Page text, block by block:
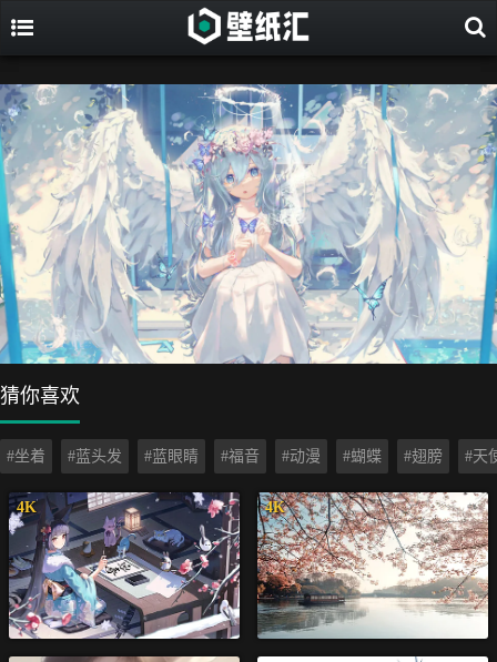
猜你喜欢
#坐着 #蓝头发 #蓝眼睛 #福音 #动漫 #蝴蝶 #翅膀 #天
4K 4K